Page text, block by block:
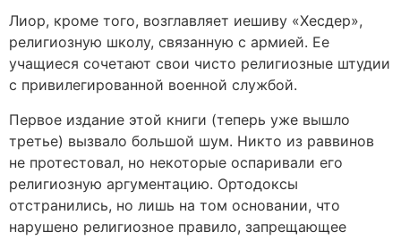
Лиор, кроме того, возглавляет иешиву «Хесдер»,
религиозную школу, связанную с армией. Ее
учащиеся сочетают свои чисто религиозные штудии
с привилегированной военной службой.
Первое издание этой книги (теперь уже вышло
третье) вызвало большой шум. Никто из раввинов
не протестовал, но некоторые оспаривали его
религиозную аргументацию. Ортодоксы
отстранились, но лишь на том основании, что
нарушено религиозное правило, запрещающее